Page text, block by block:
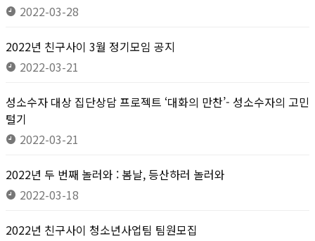
2022-03-28
2022년 친구사이 3월 정기모임 공지
2022-03-21
성소수자 대상 집단상담 프로젝트 ‘대화의 만찬’- 성소수자의 고민
털기
2022-03-21
2022년 두 번째 놀러와 : 봄날, 등산하러 놀러와
2022-03-18
2022년 친구사이 청소년사업팀 팀원모집